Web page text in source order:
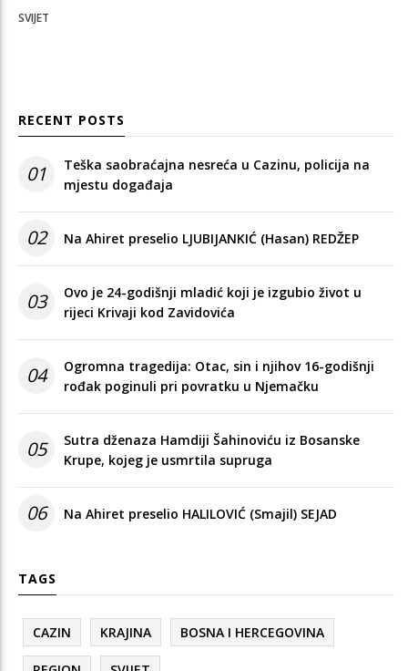
SVIJET
RECENT POSTS
01
Teška saobraćajna nesreća u Cazinu, policija na
mjestu događaja
02 Na Ahiret preselio LJUBIJANKIĆ (Hasan) REDŽEP
03
Ovo je 24-godišnji mladić koji je izgubio život u
rijeci Krivaji kod Zavidovića
04
Ogromna tragedija: Otac, sin i njihov 16-godišnji
rođak poginuli pri povratku u Njemačku
05
Sutra dženaza Hamdiji Šahinoviću iz Bosanske
Krupe, kojeg je usmrtila supruga
06 Na Ahiret preselio HALILOVIĆ (Smajil) SEJAD
TAGS
CAZIN KRAJINA BOSNA I HERCEGOVINA